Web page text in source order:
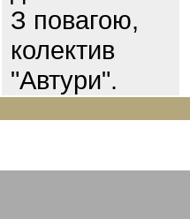
З повагою,
колектив
"Автури".